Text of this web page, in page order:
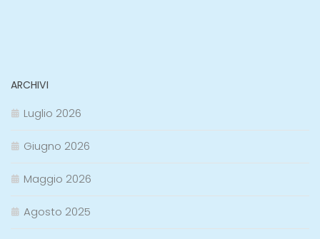
ARCHIVI
Luglio 2026
Giugno 2026
Maggio 2026
Agosto 2025